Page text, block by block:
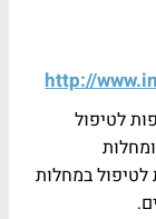
http://
לטיפול
לטיפול במחלות